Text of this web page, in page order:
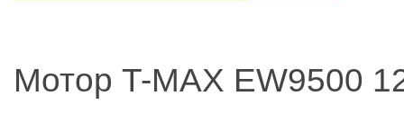
Мотор T-MAX EW9500